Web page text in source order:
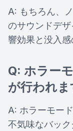
A: もちろん、
のサウンドデ
響効果と没入感
Q: ホラー
が行われま
A: ホラーモー
不気味なバッ